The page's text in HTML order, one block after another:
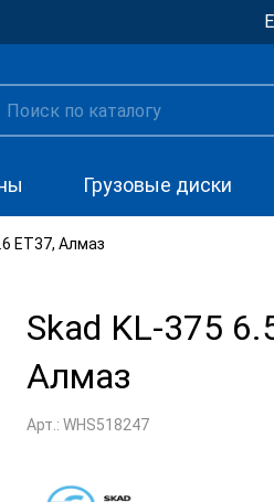
Грузовые диски
ET37, Алмаз
Skad KL-375
Алмаз
Арт.: WHS518247